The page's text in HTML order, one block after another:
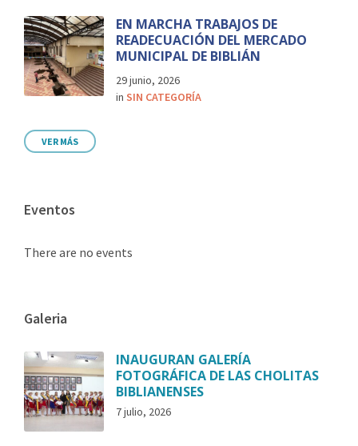
EN MARCHA TRABAJOS DE
READECUACIÓN DEL MERCADO
MUNICIPAL DE BIBLIÁN
29 junio, 2026
in SIN CATEGORÍA
VER MÁS
Eventos
There are no events
Galeria
INAUGURAN GALERÍA
FOTOGRÁFICA DE LAS CHOLITAS
BIBLIANENSES
7 julio, 2026